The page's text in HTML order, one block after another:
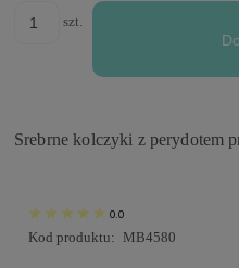
szt.
Srebrne kolczyki z perydotem
0.0
Kod produktu: MB4580